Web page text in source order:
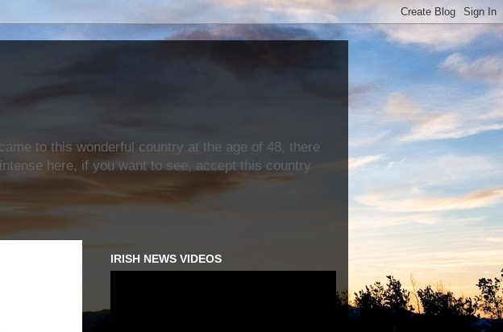
to this wonderful country at the age of 48, there
here, if you want to see, accept this country
IRISH NEWS VIDEOS